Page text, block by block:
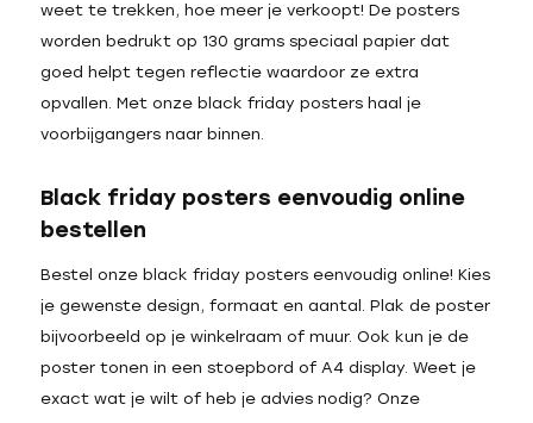
weet te trekken, hoe meer je verkoopt! De posters
worden bedrukt op 130 grams speciaal papier dat
goed helpt tegen reflectie waardoor ze extra
opvallen. Met onze black friday posters haal je
voorbijgangers naar binnen.
Black friday posters eenvoudig online
bestellen
Bestel onze black friday posters eenvoudig online! Kies
je gewenste design, formaat en aantal. Plak de poster
bijvoorbeeld op je winkelraam of muur. Ook kun je de
poster tonen in een stoepbord of A4 display. Weet je
exact wat je wilt of heb je advies nodig? Onze